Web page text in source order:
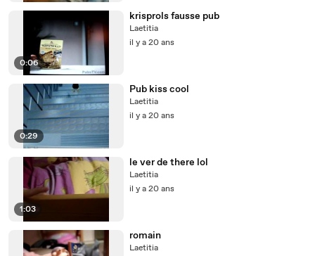
0:06
krisprols fausse pub
Laetitia
il y a 20 ans
0:29
Pub kiss cool
Laetitia
il y a 20 ans
1:03
le ver de there lol
Laetitia
il y a 20 ans
romain
Laetitia